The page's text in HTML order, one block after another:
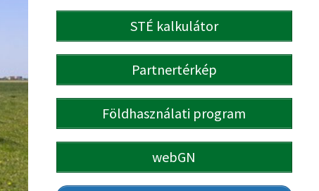
STÉ kalkulátor
Partnertérkép
Földhasználati program
webGN